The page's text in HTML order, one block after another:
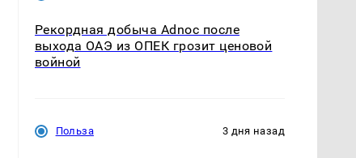
Рекордная добыча Adnoc после
выхода ОАЭ из ОПЕК грозит ценовой
войной
Польза 3 дня назад